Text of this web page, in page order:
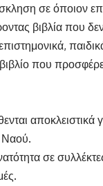
σε όποιον
βιβλία που δεν
που
αποκλειστικά
Ναού.
σε